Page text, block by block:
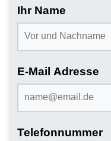
Ihr Name
E-Mail Adresse
Telefonnummer